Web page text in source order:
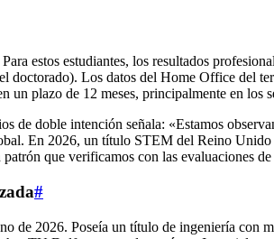
estos estudiantes, los resultados
doctorado). Los datos del Home Office del
plazo de 12 meses, principalmente en los
doble intención señala: «Estamos
En 2026, un título STEM del Reino Unido
que verificamos con las
#
de 2026. Poseía un título de ingeniería con